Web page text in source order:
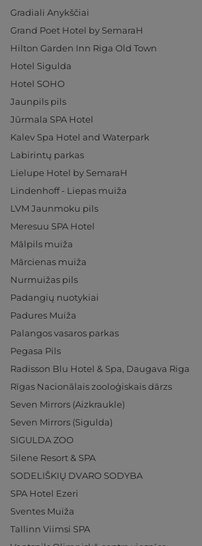
Gradiali Anykščiai
Grand Poet Hotel by SemaraH
Hilton Garden Inn Riga Old Town
Hotel Sigulda
Hotel SOHO
Jaunpils pils
Jūrmala SPA Hotel
Kalev Spa Hotel and Waterpark
Labirintų parkas
Lielupe Hotel by SemaraH
Lindenhoff - Liepas muiža
LVM Jaunmoku pils
Meresuu SPA Hotel
Mālpils muiža
Mārcienas muiža
Nurmuižas pils
Padangių nuotykiai
Padures Muiža
Palangos vasaros parkas
Pegasa Pils
Radisson Blu Hotel & Spa, Daugava Riga
Rīgas Nacionālais zooloģiskais dārzs
Seven Mirrors (Aizkraukle)
Seven Mirrors (Sigulda)
SIGULDA ZOO
Silene Resort & SPA
SODELIŠKIŲ DVARO SODYBA
SPA Hotel Ezeri
Sventes Muiža
Tallinn Viimsi SPA